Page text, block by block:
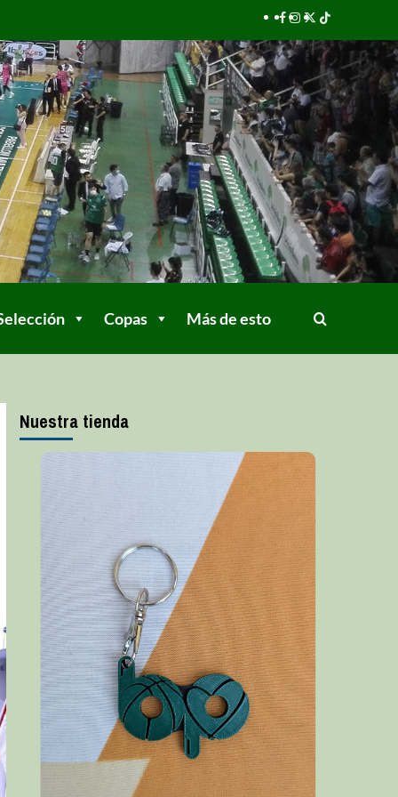
Copas Más de esto
Nuestra tienda